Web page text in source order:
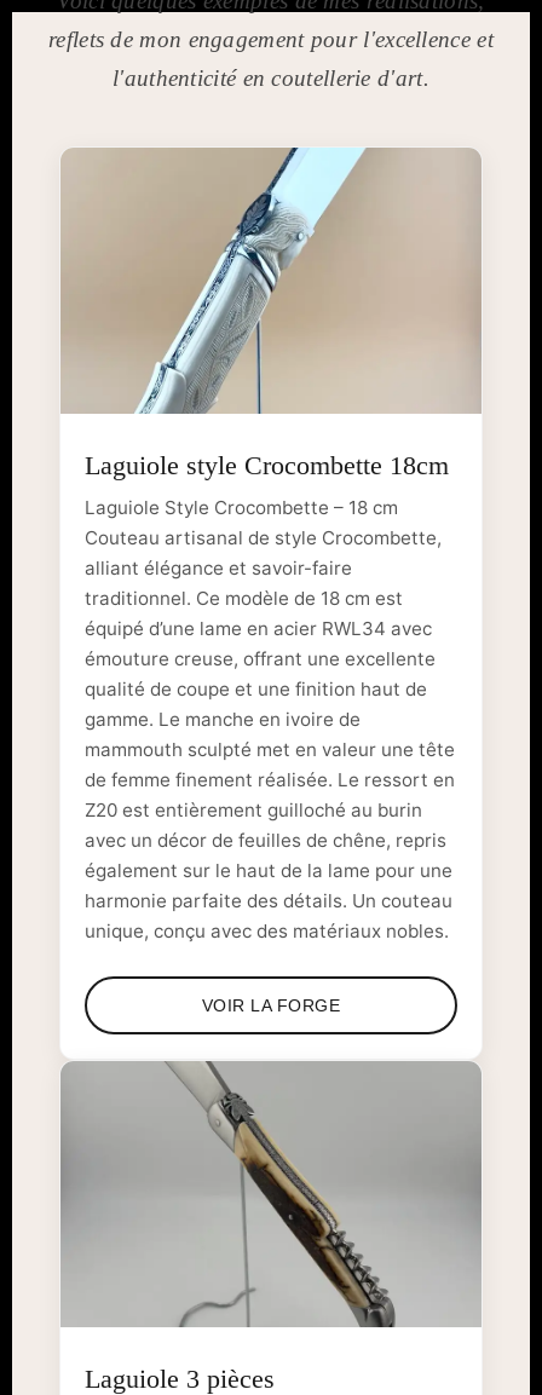
reflets de mon engagement pour l'excellence et
l'authenticité en coutellerie d'art.
Laguiole style Crocombette 18cm
Laguiole Style Crocombette – 18 cm
Couteau artisanal de style Crocombette,
alliant élégance et savoir-faire
traditionnel. Ce modèle de 18 cm est
équipé d’une lame en acier RWL34 avec
émouture creuse, offrant une excellente
qualité de coupe et une finition haut de
gamme. Le manche en ivoire de
mammouth sculpté met en valeur une tête
de femme finement réalisée. Le ressort en
Z20 est entièrement guilloché au burin
avec un décor de feuilles de chêne, repris
également sur le haut de la lame pour une
harmonie parfaite des détails. Un couteau
unique, conçu avec des matériaux nobles.
VOIR LA FORGE
Laguiole 3 pièces